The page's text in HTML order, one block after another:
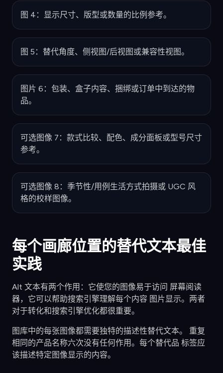
图 4：显示尺寸、版型或数量的比例参考。
图 5：替代角度、侧视图/后视图或兼容性视图。
图片 6：包装、盒子内容、捆绑或订单中到达的物
品。
可选图像 7：款式比较、配色、成分面板或型号尺寸
参考。
可选图像 8：季节性/用例生活方式拍摄或 UGC 风
格的校样图像。
每个画廊位置的替代文本最佳
实践
Alt 文本有两个作用：它使您的图像易于访问 屏幕阅读
器，它可以帮助搜索引擎理解每个内容 图片显示。两者
对于转化和搜索引擎优化都很重要。
图库中的每张图像都需要独特的描述性替代文本。 重复
相同的产品名称六次没有任何作用。每个替代品 标签应
该描述特定图像显示的内容。